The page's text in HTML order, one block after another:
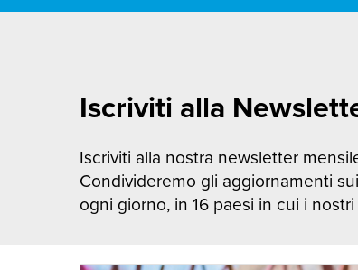
Iscriviti alla
Iscriviti alla nostra newsletter
Condivideremo gli aggiornamenti
ogni giorno, in 16 paesi in cui i